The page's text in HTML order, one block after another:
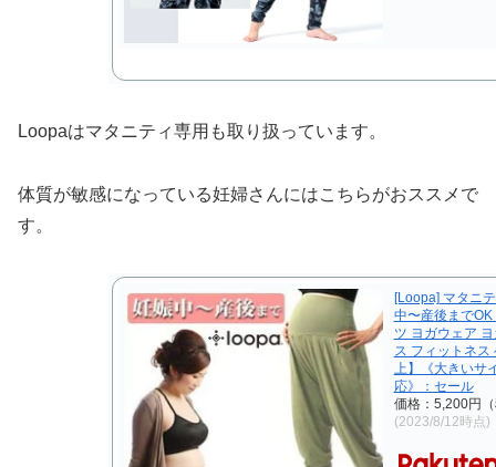
Loopaはマタニティ専用も取り扱っています。
体質が敏感になっている妊婦さんにはこちらがおススメで
す。
[Loopa] マタニ
中〜産後まで
ツ ヨガウェア
ス フィットネス
上】《大きいサ
応》：セール
価格：5,200円
(2023/8/12時点)